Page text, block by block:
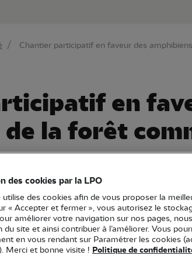
Chantier participatif en faveur des
en
la forêt
Franche-Comté Ecovolontaire
des cookies par la LPO
utilise des cookies afin de vous proposer la
« Accepter et fermer », vous autorisez le
améliorer votre navigation sur nos pages,
du site et ainsi contribuer à l’améliorer. Vous
en vous rendant sur Paramétrer les cookies
Merci et bonne visite ! Politique de